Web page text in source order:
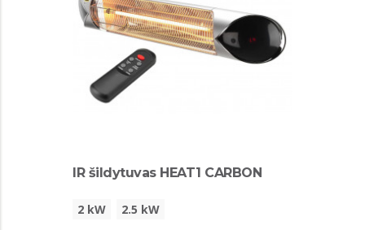
IR šildytuvas HEAT1 CARBON
2 kW 2.5 kW